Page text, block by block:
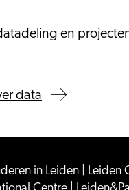
en
data
in Leiden
Leiden